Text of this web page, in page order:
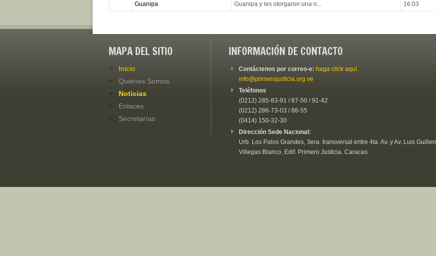
Guanipa
Guanipa y les otorgaron una n...
16:03
MAPA DEL SITIO
Inicio
Quiénes Somos
Noticias
Enlaces
Secretarías
INFORMACIÓN DE CONTACTO
Contáctenos por correo-e: haga click aquí
info@primerojusticia.org.ve
Teléfonos
(0212) 285-83-91 / 87-50 / 91-42
(0212) 286-73-03 / 88-55
(0414) 150-32-30
Dirección Sede Nacional:
Urb. Los Palos Grandes, 3era. transversal entre 4ta. Av. y Av. Luis
Villegas Blanco, Edif. Primero Justicia. Caracas